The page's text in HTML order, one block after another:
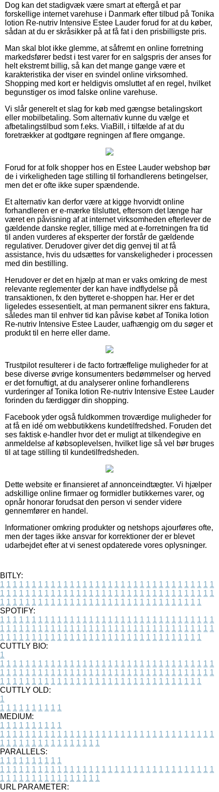
Dog kan det stadigvæk være smart at eftergå et par
forskellige internet varehuse i Danmark efter tilbud på Tonika
lotion Re-nutriv Intensive Estee Lauder forud for at du køber,
sådan at du er skråsikker på at få fat i den prisbilligste pris.
Man skal blot ikke glemme, at såfremt en online forretning
markedsfører bedst i test varer for en salgspris der anses for
helt ekstremt billig, så kan det mange gange være et
karakteristika der viser en svindel online virksomhed.
Shopping med kort er heldigvis omsluttet af en regel, hvilket
begunstiger os imod falske online varehuse.
Vi slår generelt et slag for køb med gængse betalingskort
eller mobilbetaling. Som alternativ kunne du vælge et
afbetalingstilbud som f.eks. ViaBill, i tilfælde af at du
foretrækker at godtgøre regningen af flere omgange.
Forud for at folk shopper hos en Estee Lauder webshop bør
de i virkeligheden tage stilling til forhandlerens betingelser,
men det er ofte ikke super spændende.
Et alternativ kan derfor være at kigge hvorvidt online
forhandleren er e-mærke tilsluttet, eftersom det længe har
været en påvisning af at internet virksomheden efterlever de
gældende danske regler, tillige med at e-forretningen fra tid
til anden vurderes af eksperter der forstår de gældende
regulativer. Derudover giver det dig genvej til at få
assistance, hvis du udsættes for vanskeligheder i processen
med din bestilling.
Herudover er det en hjælp at man er vaks omkring de mest
relevante reglementer der kan have indflydelse på
transaktionen, fx den bytteret e-shoppen har. Her er det
ligeledes essesentielt, at man permanent sikrer ens faktura,
således man til enhver tid kan påvise købet af Tonika lotion
Re-nutriv Intensive Estee Lauder, uafhængig om du søger et
produkt til en herre eller dame.
Trustpilot resulterer i de facto fortræffelige muligheder for at
bese diverse øvrige konsumenters bedømmelser og herved
er det fornuftigt, at du analyserer online forhandlerens
vurderinger af Tonika lotion Re-nutriv Intensive Estee Lauder
forinden du færdiggør din shopping.
Facebook yder også fuldkommen troværdige muligheder for
at få en idé om webbutikkens kundetilfredshed. Foruden det
ses faktisk e-handler hvor det er muligt at tilkendegive en
anmeldelse af købsoplevelsen, hvilket lige så vel bør bruges
til at tage stilling til kundetilfredsheden.
Dette website er finansieret af annonceindtægter. Vi hjælper
adskillige online firmaer og formidler butikkernes varer, og
opnår honorar forudsat den person vi sender videre
gennemfører en handel.
Informationer omkring produkter og netshops ajourføres ofte,
men der tages ikke ansvar for korrektioner der er blevet
udarbejdet efter at vi senest opdaterede vores oplysninger.
BITLY:
1 1 1 1 1 1 1 1 1 1 1 1 1 1 1 1 1 1 1 1 1 1 1 1 1 1 1 1 1 1 1 1 1 1
1 1 1 1 1 1 1 1 1 1 1 1 1 1 1 1 1 1 1 1 1 1 1 1 1 1 1 1 1 1 1 1 1 1
1 1 1 1 1 1 1 1 1 1 1 1 1 1 1 1 1 1 1 1 1 1 1 1 1 1 1 1 1 1 1 1
SPOTIFY:
1 1 1 1 1 1 1 1 1 1 1 1 1 1 1 1 1 1 1 1 1 1 1 1 1 1 1 1 1 1 1 1 1 1
1 1 1 1 1 1 1 1 1 1 1 1 1 1 1 1 1 1 1 1 1 1 1 1 1 1 1 1 1 1 1 1 1 1
1 1 1 1 1 1 1 1 1 1 1 1 1 1 1 1 1 1 1 1 1 1 1 1 1 1 1 1 1 1 1 1
CUTTLY BIO:
1
1 1 1 1 1 1 1 1 1 1 1 1 1 1 1 1 1 1 1 1 1 1 1 1 1 1 1 1 1 1 1 1 1 1
1 1 1 1 1 1 1 1 1 1 1 1 1 1 1 1 1 1 1 1 1 1 1 1 1 1 1 1 1 1 1 1 1 1
1 1 1 1 1 1 1 1 1 1 1 1 1 1 1 1 1 1 1 1 1 1 1 1 1 1 1 1 1 1 1 1
CUTTLY OLD:
1
1 1 1 1 1 1 1 1 1 1
MEDIUM:
1 1 1 1 1 1 1 1 1 1
1 1 1 1 1 1 1 1 1 1 1 1 1 1 1 1 1 1 1 1 1 1 1 1 1 1 1 1 1 1 1 1 1 1
1 1 1 1 1 1 1 1 1 1 1 1 1 1 1 1
PARALLELS:
1 1 1 1 1 1 1 1 1 1
1 1 1 1 1 1 1 1 1 1 1 1 1 1 1 1 1 1 1 1 1 1 1 1 1 1 1 1 1 1 1 1 1 1
1 1 1 1 1 1 1 1 1 1 1 1 1 1 1 1
URL PARAMETER: